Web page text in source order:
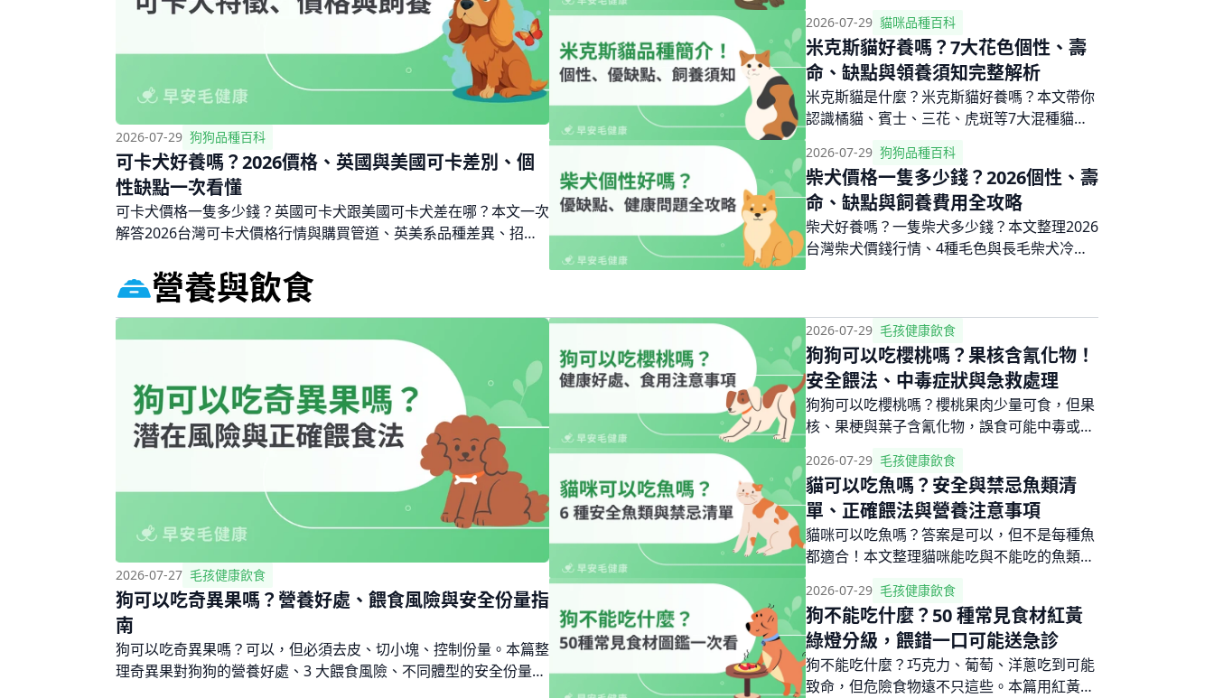
2026-07-29 狗狗品種百科
可卡犬好養嗎？2026價格、英國與美國可卡差別、個
性缺點一次看懂
可卡犬價格一隻多少錢？英國可卡犬跟美國可卡犬差在哪？本文一次
解答2026台灣可卡犬價格行情與購買管道、英美系品種差異、招牌
評估。
常見遺傳疾病，以及2026台灣價格行情與領養
管道，想養暹羅貓先看這篇。
2026-07-29 貓咪品種百科
米克斯貓好養嗎？7大花色個性、壽
命、缺點與領養須知完整解析
米克斯貓是什麼？米克斯貓好養嗎？本文帶你
認識橘貓、賓士、三花、虎斑等7大混種貓花
商，以及領養前必知的健康須知與費用，想養
米克斯貓咪先看這篇。
2026-07-29 狗狗品種百科
柴犬價格一隻多少錢？2026個性、壽
命、缺點與飼養費用全攻略
柴犬好養嗎？一隻柴犬多少錢？本文整理2026
台灣柴犬價錢行情、4種毛色與長毛柴犬冷知
合養柴犬。
營養與飲食
2026-07-27 毛孩健康飲食
狗可以吃奇異果嗎？營養好處、餵食風險與安全份量指
南
狗可以吃奇異果嗎？可以，但必須去皮、切小塊、控制份量。本篇整
理奇異果對狗狗的營養好處、3 大餵食風險、不同體型的安全份量
2026-07-29 毛孩健康飲食
狗狗可以吃櫻桃嗎？果核含氰化物！
安全餵法、中毒症狀與急救處理
狗狗可以吃櫻桃嗎？櫻桃果肉少量可食，但果
核、果梗與葉子含氰化物，誤食可能中毒或造
風險、安全餵食份量、狗吃櫻桃中毒症狀判
斷、誤食急救SOP，並推薦更安全的替代水果
選擇。
2026-07-29 毛孩健康飲食
貓可以吃魚嗎？安全與禁忌魚類清
單、正確餵法與營養注意事項
貓咪可以吃魚嗎？答案是可以，但不是每種魚
都適合！本文整理貓咪能吃與不能吃的魚類完
安全性，說明餵食份量與頻率建議，以及長期
只吃魚可能造成的營養失衡風險。
2026-07-29 毛孩健康飲食
狗不能吃什麼？50 種常見食材紅黃
綠燈分級，餵錯一口可能送急診
狗不能吃什麼？巧克力、葡萄、洋蔥吃到可能
致命，但危險食物遠不只這些。本篇用紅黃綠